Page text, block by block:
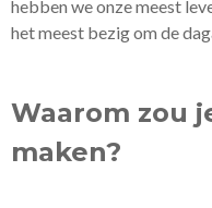
hebben we onze meest
het meest bezig om de
Waarom zou
maken?